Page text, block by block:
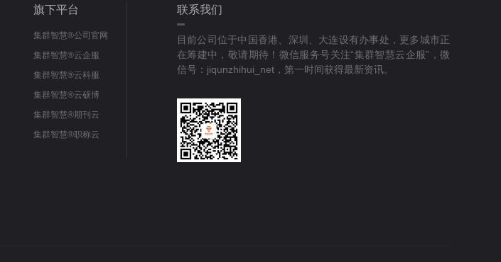
旗下平台
集群智慧®公司官网
集群智慧®云企服
集群智慧®云科服
集群智慧®云硕博
集群智慧®期刊云
集群智慧®职称云
联系我们
目前公司位于中国香港、深圳、大连设有办事处，更多城市正
在筹建中，敬请期待！微信服务号关注“集群智慧云企服”，微
信号：jiqunzhihui_net，第一时间获得最新资讯。